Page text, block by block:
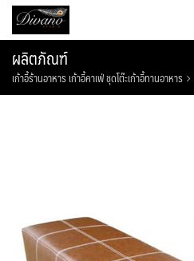
Skipโรงงานโซฟา เตียง ชุดโต๊ะอาหาร
ผลิตภัณฑ์
เก้าอี้ร้านอาหาร เก้าอี้คาเฟ่ ชุดโต๊ะเก้าอี้ทานอาหาร